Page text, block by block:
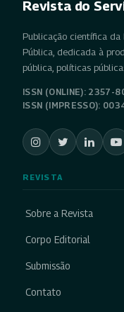
Revista do
Publicação científica
Pública, dedicada à
pública, políticas
ISSN (ONLINE): 2357-
ISSN (IMPRESSO):
REVISTA
Sobre a Revista
Corpo Editorial
Submissão
Contato